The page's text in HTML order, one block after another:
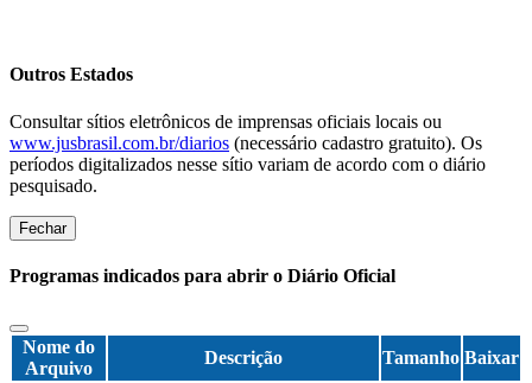
Outros Estados
Consultar sítios eletrônicos de imprensas oficiais locais ou
www.jusbrasil.com.br/diarios (necessário cadastro gratuito). Os
períodos digitalizados nesse sítio variam de acordo com o diário
pesquisado.
Fechar
Programas indicados para abrir o Diário Oficial
Nome do
Arquivo
Descrição Tamanho Baixar